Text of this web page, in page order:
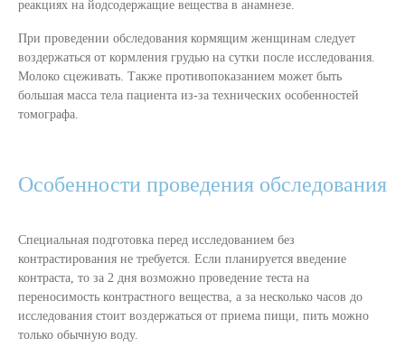
реакциях на йодсодержащие вещества в анамнезе.
При проведении обследования кормящим женщинам следует
воздержаться от кормления грудью на сутки после исследования.
Молоко сцеживать. Также противопоказанием может быть
большая масса тела пациента из-за технических особенностей
томографа.
Особенности проведения обследования
Специальная подготовка перед исследованием без
контрастирования не требуется. Если планируется введение
контраста, то за 2 дня возможно проведение теста на
переносимость контрастного вещества, а за несколько часов до
исследования стоит воздержаться от приема пищи, пить можно
только обычную воду.